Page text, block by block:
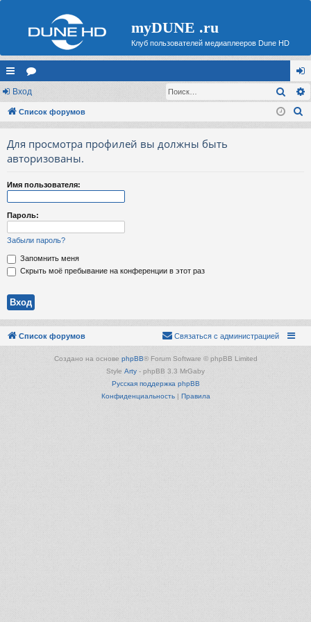
myDUNE .ru
Клуб пользователей медиаплееров Dune HD
с
ы
ор
ум
хо
д
Вход
Список форумов
Для просмотра профилей вы должны быть
авторизованы.
Имя пользователя:
Пароль:
Забыли пароль?
Запомнить меня
Скрыть моё пребывание на конференции в этот раз
Список форумов Связаться с администрацией
Создано на основе phpBB® Forum Software © phpBB Limited
Style Arty - phpBB 3.3 MrGaby
Русская поддержка phpBB
Конфиденциальность| Правила